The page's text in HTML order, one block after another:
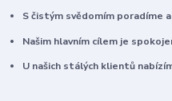
S čistým svědomím poradíme
Našim hlavním cílem je
U našich stálých klientů